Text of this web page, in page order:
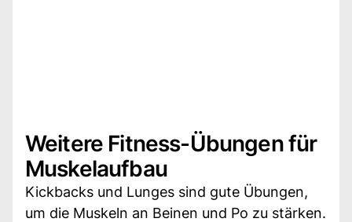
Weitere Fitness-Übungen für
Muskelaufbau
Kickbacks und Lunges sind gute Übungen,
um die Muskeln an Beinen und Po zu stärken.